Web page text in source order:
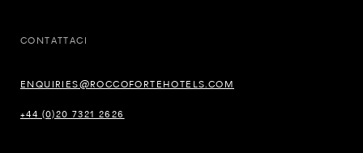
CONTATTACI
ENQUIRIES@ROCCOFORTEHOTELS.COM
+44 (0)20 7321 2626